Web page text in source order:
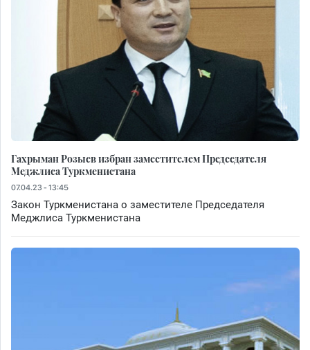
Гахрыман Розыев избран заместителем Председателя
Меджлиса Туркменистана
07.04.23 - 13:45
Закон Туркменистана о заместителе Председателя
Меджлиса Туркменистана